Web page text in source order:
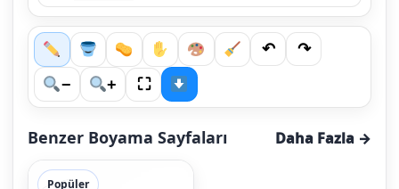
↶
↷
−
+ ⛶
Benzer Boyama Sayfaları Daha Fazla →
Popüler